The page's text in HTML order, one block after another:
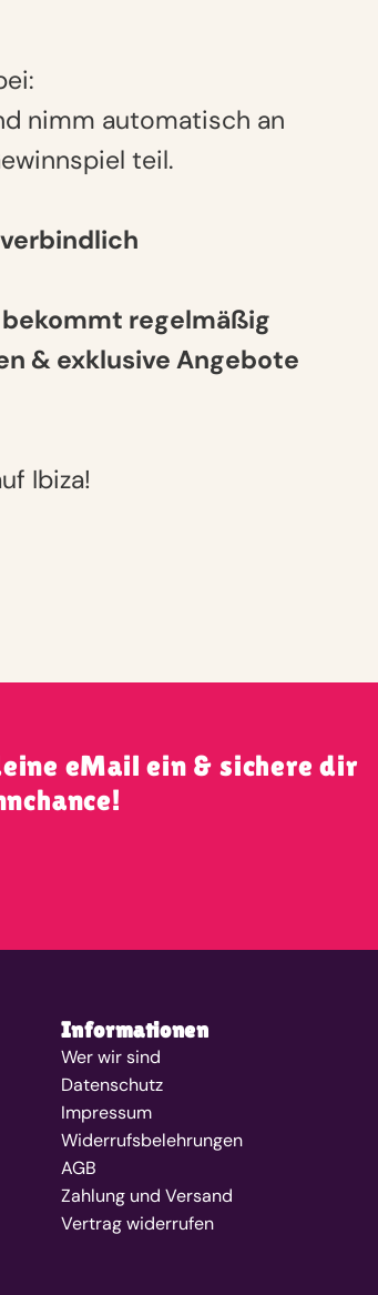
nimm automatisch an
teil.
regelmäßig
& exklusive Angebote
Ibiza!
eMail ein & sichere dir
Informationen
Wer wir sind
Datenschutz
Impressum
Widerrufsbelehrungen
AGB
Zahlung und Versand
Vertrag widerrufen